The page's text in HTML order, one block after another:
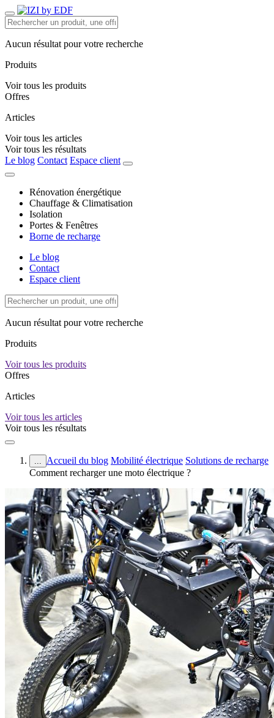
Aucun résultat pour votre recherche
Produits
Voir tous les produits
Offres
Articles
Voir tous les articles
Voir tous les résultats
Le blog Contact Espace client
Rénovation énergétique
Chauffage & Climatisation
Isolation
Portes & Fenêtres
Borne de recharge
Le blog
Contact
Espace client
Aucun résultat pour votre recherche
Produits
Voir tous les produits
Offres
Articles
Voir tous les articles
Voir tous les résultats
... Accueil du blog Mobilité électrique Solutions de recharge
Comment recharger une moto électrique ?